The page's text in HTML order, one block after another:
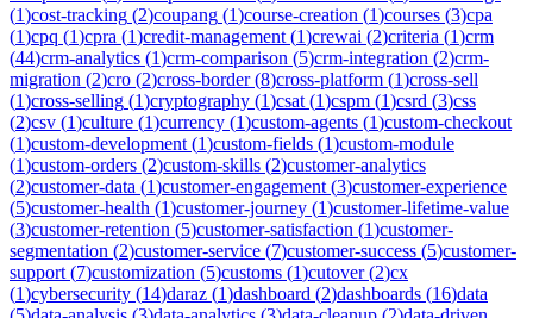
(1)cost-tracking (2)coupang (1)course-creation (1)courses (3)cpa
(1)cpq (1)cpra (1)credit-management (1)crewai (2)criteria (1)crm
(44)crm-analytics (1)crm-comparison (5)crm-integration (2)crm-
migration (2)cro (2)cross-border(8)cross-platform (1)cross-sell
(1)cross-selling (1)cryptography (1)csat (1)cspm (1)csrd (3)css
(2)csv (1)culture (1)currency (1)custom-agents (1)custom-checkout
(1)custom-development (1)custom-fields (1)custom-module
(1)custom-orders (2)custom-skills (2)customer-analytics
(2)customer-data (1)customer-engagement (3)customer-experience
(5)customer-health (1)customer-journey (1)customer-lifetime-value
(3)customer-retention (5)customer-satisfaction (1)customer-
segmentation (2)customer-service (7)customer-success (5)customer-
support (7)customization (5)customs (1)cutover(2)cx
(1)cybersecurity (14)daraz (1)dashboard (2)dashboards (16)data